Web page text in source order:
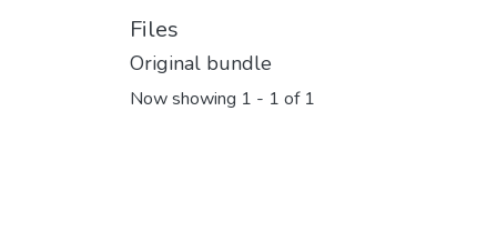
Files
Original bundle
Now showing 1 - 1 of 1